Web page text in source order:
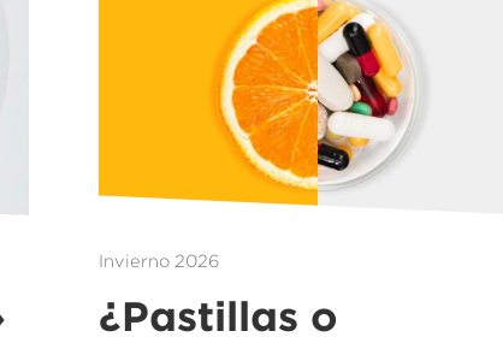
Invierno 2026
¿Pastillas o